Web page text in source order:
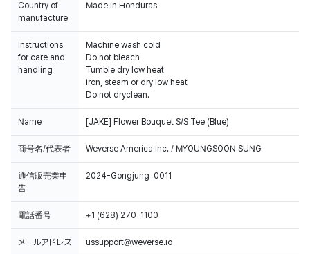
Country of
manufacture
Made in Honduras
Instructions
for care and
handling
Machine wash cold
Do not bleach
Tumble dry low heat
Iron, steam or dry low heat
Do not dryclean.
Name [JAKE] Flower Bouquet S/S Tee (Blue)
商号名/代表者 Weverse America Inc. / MYOUNGSOON SUNG
通信販売業申
告
2024-Gongjung-0011
電話番号 +1 (628) 270-1100
メールアドレス ussupport@weverse.io